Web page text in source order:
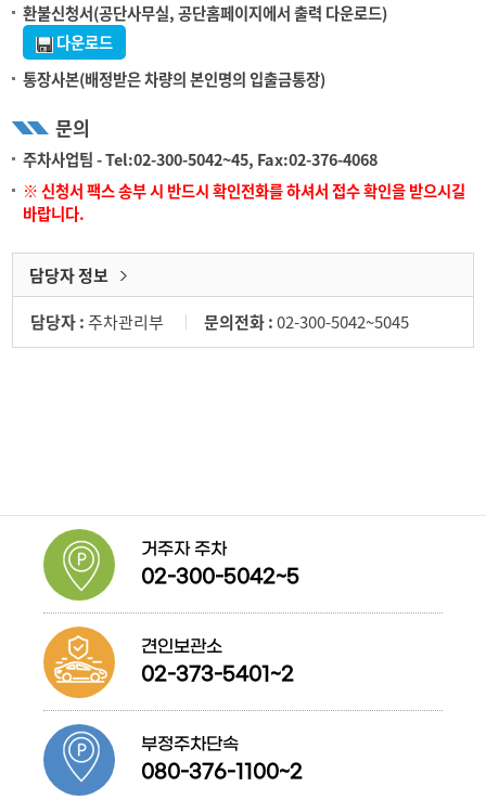
환불신청서(공단사무실, 공단홈페이지에서 출력 다운로드)
다운로드
통장사본(배정받은 차량의 본인명의 입출금통장)
문의
주차사업팀 - Tel:02-300-5042~45, Fax:02-376-4068
※ 신청서 팩스 송부 시 반드시 확인전화를 하셔서 접수 확인을 받으시길
바랍니다.
담당자 정보
담당자 :주차관리부 문의전화 :02-300-5042~5045
거주자 주차
02-300-5042~5
견인보관소
02-373-5401~2
부정주차단속
080-376-1100~2